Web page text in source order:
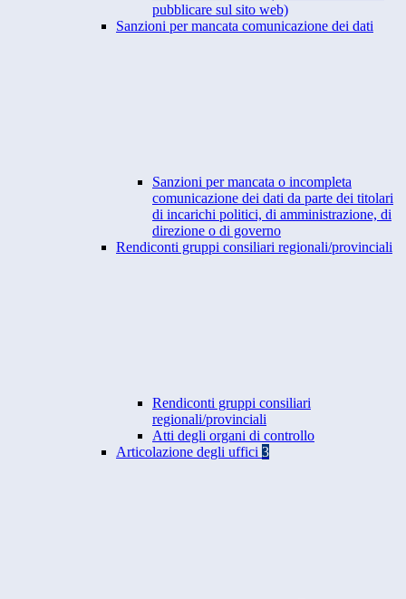
pubblicare sul sito web)
Sanzioni per mancata comunicazione dei dati
Sanzioni per mancata o incompleta
comunicazione dei dati da parte dei titolari
di incarichi politici, di amministrazione, di
direzione o di governo
Rendiconti gruppi consiliari regionali/provinciali
Rendiconti gruppi consiliari
regionali/provinciali
Atti degli organi di controllo
Articolazione degli uffici 3